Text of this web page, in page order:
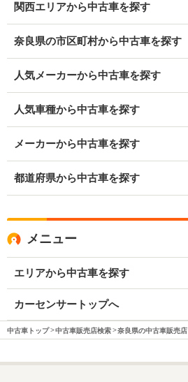
関西エリアから中古車を探す
奈良県の市区町村から中古車を探す
人気メーカーから中古車を探す
人気車種から中古車を探す
メーカーから中古車を探す
都道府県から中古車を探す
メニュー
エリアから中古車を探す
カーセンサートップへ
中古車トップ 中古車販売店検索 奈良県の中古車販売店